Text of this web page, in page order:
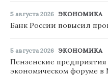
5 августа 2026 ЭКОНОМИКА
Банк России повысил
5 августа 2026 ЭКОНОМИКА
Пензенские
экономическом форуме в